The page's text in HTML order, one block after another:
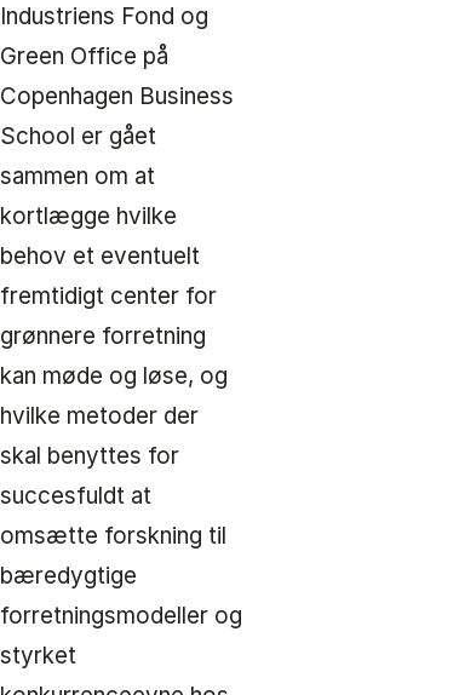
Industriens Fond og
Green Office på
Copenhagen Business
School er gået
sammen om at
kortlægge hvilke
behov et eventuelt
fremtidigt center for
grønnere forretning
kan møde og løse, og
hvilke metoder der
skal benyttes for
succesfuldt at
omsætte forskning til
bæredygtige
forretningsmodeller og
styrket